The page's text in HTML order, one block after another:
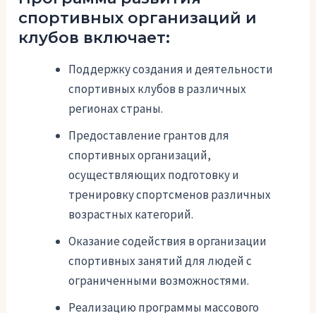
спортивных организаций и
клубов включает:
Поддержку создания и деятельности
спортивных клубов в различных
регионах страны.
Предоставление грантов для
спортивных организаций,
осуществляющих подготовку и
тренировку спортсменов различных
возрастных категорий.
Оказание содействия в организации
спортивных занятий для людей с
ограниченными возможностями.
Реализацию программы массового